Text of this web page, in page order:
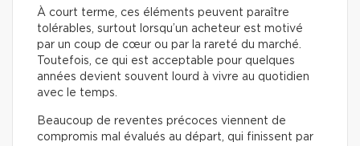
À court terme, ces éléments peuvent paraître
tolérables, surtout lorsqu’un acheteur est motivé
par un coup de cœur ou par la rareté du marché.
Toutefois, ce qui est acceptable pour quelques
années devient souvent lourd à vivre au quotidien
avec le temps.
Beaucoup de reventes précoces viennent de
compromis mal évalués au départ, qui finissent par